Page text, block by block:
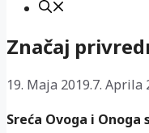
Značaj
19. Maja 2019.7. Aprila
Sreća Ovoga i Onoga